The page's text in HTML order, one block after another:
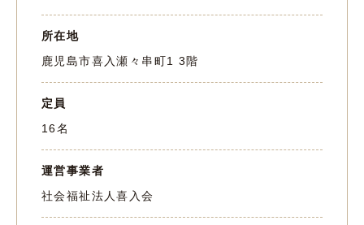
所在地
鹿児島市喜入瀬々串町1 3階
定員
16名
運営事業者
社会福祉法人喜入会